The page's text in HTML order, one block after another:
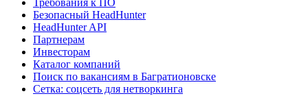
Требования к ПО
Безопасный HeadHunter
HeadHunter API
Партнерам
Инвесторам
Каталог компаний
Поиск по вакансиям в Багратионовске
Сетка: соцсеть для нетворкинга